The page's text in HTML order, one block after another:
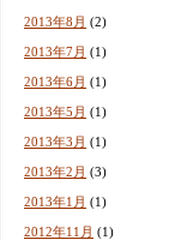
2013年8月 (2)
2013年7月 (1)
2013年6月 (1)
2013年5月 (1)
2013年3月 (1)
2013年2月 (3)
2013年1月 (1)
2012年11月 (1)